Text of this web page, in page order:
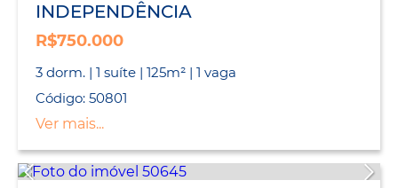
INDEPENDÊNCIA
R$750.000
3 dorm. | 1 suíte | 125m² | 1 vaga
Código: 50801
Ver mais...